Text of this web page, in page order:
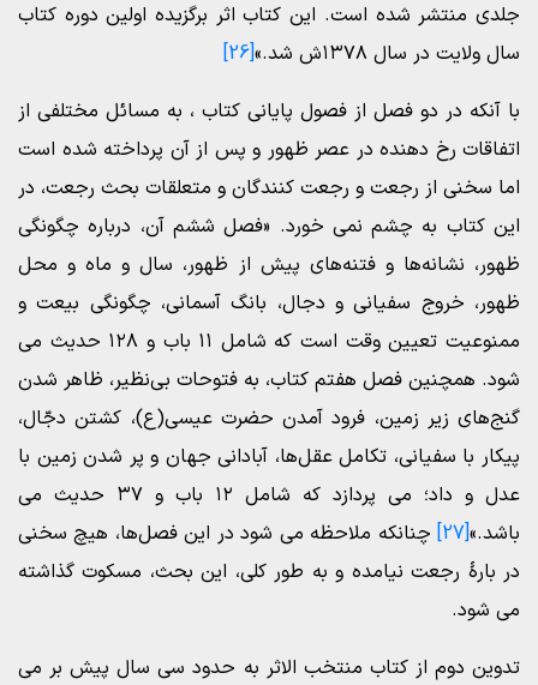
جلدی منتشر شده است. این کتاب اثر برگزیده اولین دوره کتاب
سال ولایت در سال ۱۳۷۸ش شد.»
[26]
با آنکه در دو فصل از فصول پایانی کتاب ، به مسائل مختلفی از
اتفاقات رخ دهنده در عصر ظهور و پس از آن پرداخته شده است
اما سخنی از رجعت و رجعت کنندگان و متعلقات بحث رجعت، در
این کتاب به چشم نمی خورد. «فصل ششم آن، درباره چگونگی
ظهور، نشانه‌ها و فتنه‌های پیش از ظهور، سال و ماه و محل
ظهور، خروج سفیانی و دجال، بانگ آسمانی، چگونگی بیعت و
ممنوعیت تعیین وقت است که شامل ۱۱ باب و ۱۲۸ حدیث می
شود. همچنین فصل هفتم کتاب، به فتوحات بی‌نظیر، ظاهر شدن
گنج‌های زیر زمین، فرود آمدن حضرت عیسی(ع)، کشتن دجّال،
پیکار با سفیانی، تکامل عقل‌ها، آبادانی جهان و پر شدن زمین با
عدل و داد؛ می پردازد که شامل ۱۲ باب و ۳۷ حدیث می
باشد.»[27]
چنانکه ملاحظه می شود در این فصل‌ها، هیچ سخنی
در بارۀ رجعت نیامده و به طور کلی، این بحث، مسکوت گذاشته
می شود.‌
تدوین دوم از کتاب منتخب الاثر به حدود سی سال پیش بر می